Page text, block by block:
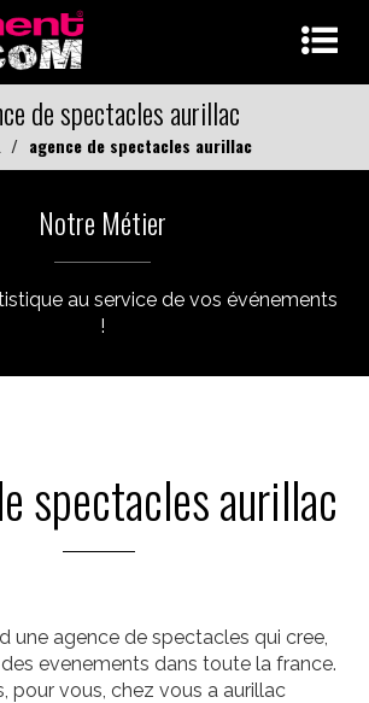
de spectacles aurillac
agence de spectacles aurillac
Notre Métier
au service de vos événements
!
spectacles aurillac
une agence de spectacles qui cree,
evenements dans toute la france.
pour vous, chez vous a aurillac